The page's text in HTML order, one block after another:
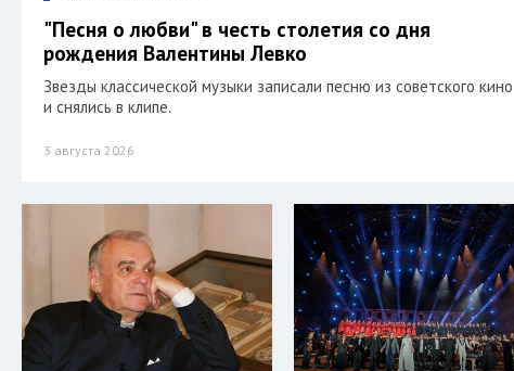
"Песня о любви" в честь столетия со дня
рождения Валентины Левко
Звезды классической музыки записали песню из советского кино
и снялись в клипе.
3 августа 2026